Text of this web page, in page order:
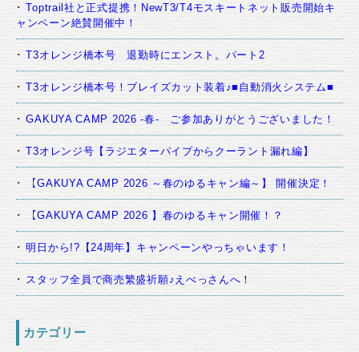
Toptrail社と正式提携！NewT3/T4モスキートネット販売開始キ
ャンペーン絶賛開催中！
T3オレンジ橋本号 退勤時にエンスト。パート2
T3オレンジ橋本号！ブレイズカット装着♪■自動消火システム■
GAKUYA CAMP 2026 -春- ご参加ありがとうございました！
T3オレンジ号【ラジエターパイプからクーラント漏れ編】
【GAKUYA CAMP 2026 ～春のゆるキャン編～】 開催決定！
【GAKUYA CAMP 2026 】春のゆるキャン開催！？
明日から!?【24周年】キャンペーンやっちゃいます！
スタッフ全員で商売繁盛祈願♪えべっさんへ！
カテゴリー